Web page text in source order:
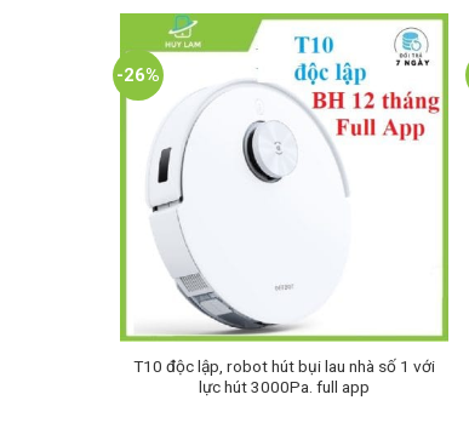
-26%
T10 độc lập, robot hút bụi lau nhà số 1 với
lực hút 3000Pa. full app